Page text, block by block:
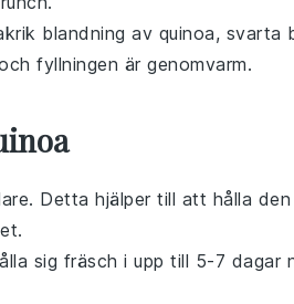
blandning av quinoa, svarta
fyllningen är genomvarm.
Detta hjälper till att hålla
sig fräsch i upp till 5-7 dagar